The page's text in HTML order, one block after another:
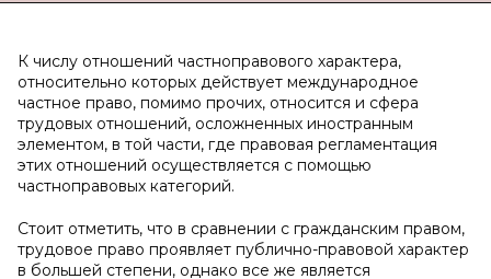
К числу отношений частноправового характера,
относительно которых действует международное
частное право, помимо прочих, относится и сфера
трудовых отношений, осложненных иностранным
элементом, в той части, где правовая регламентация
этих отношений осуществляется с помощью
частноправовых категорий.
Стоит отметить, что в сравнении с гражданским правом,
трудовое право проявляет публично-правовой характер
в большей степени, однако все же является